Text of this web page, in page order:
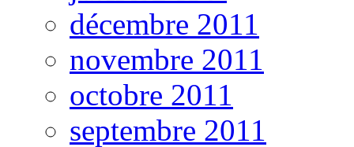
décembre 2011
novembre 2011
octobre 2011
septembre 2011